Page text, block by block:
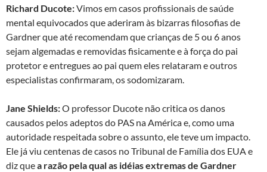
Richard Ducote:Vimos em casos profissionais de saúde
mental equivocados que aderiram às bizarras filosofias de
Gardner que até recomendam que crianças de 5 ou 6 anos
sejam algemadas e removidas fisicamente e à força do pai
protetor e entregues ao pai quem eles relataram e outros
especialistas confirmaram, os sodomizaram.
Jane Shields:O professor Ducote não critica os danos
causados ​​pelos adeptos do PAS na América e, como uma
autoridade respeitada sobre o assunto, ele teve um impacto.
Ele já viu centenas de casos no Tribunal de Família dos EUA e
diz quea razão pela qual as idéias extremas de Gardner